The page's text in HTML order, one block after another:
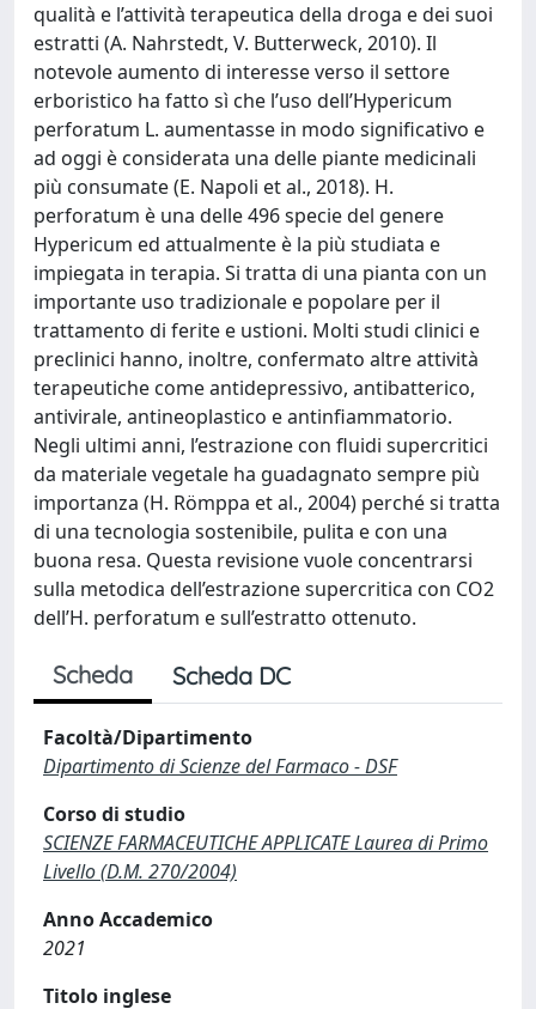
qualità e l’attività terapeutica della droga e dei suoi
estratti (A. Nahrstedt, V. Butterweck, 2010). Il
notevole aumento di interesse verso il settore
erboristico ha fatto sì che l’uso dell’Hypericum
perforatum L. aumentasse in modo significativo e
ad oggi è considerata una delle piante medicinali
più consumate (E. Napoli et al., 2018). H.
perforatum è una delle 496 specie del genere
Hypericum ed attualmente è la più studiata e
impiegata in terapia. Si tratta di una pianta con un
importante uso tradizionale e popolare per il
trattamento di ferite e ustioni. Molti studi clinici e
preclinici hanno, inoltre, confermato altre attività
terapeutiche come antidepressivo, antibatterico,
antivirale, antineoplastico e antinfiammatorio.
Negli ultimi anni, l’estrazione con fluidi supercritici
da materiale vegetale ha guadagnato sempre più
importanza (H. Römppa et al., 2004) perché si tratta
di una tecnologia sostenibile, pulita e con una
buona resa. Questa revisione vuole concentrarsi
sulla metodica dell’estrazione supercritica con CO2
dell’H. perforatum e sull’estratto ottenuto.
Scheda Scheda DC
Facoltà/Dipartimento
Dipartimento di Scienze del Farmaco - DSF
Corso di studio
SCIENZE FARMACEUTICHE APPLICATE Laurea di Primo
Livello (D.M. 270/2004)
Anno Accademico
2021
Titolo inglese